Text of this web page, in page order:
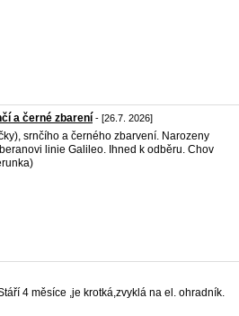
a černé zbarení - [26.7. 2026]
srnčího a černého zbarvení. Narozeny
linie Galileo. Ihned k odběru. Chov
4 měsíce ,je krotká,zvyklá na el. ohradník.